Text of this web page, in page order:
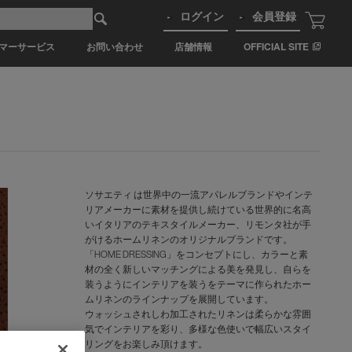
ーサービス お問い合わせ 店舗情報 OFFICIAL SITE
ログイン 会員登録
ソサエティ は世界中の一流アパレルブランドやインテ
リアメーカーに素材を提供し続けている世界的に名高
いイタリアのテキスタイルメーカー、リモンタ社が手
がけるホームリネンのオリジナルブランドです。
「HOME DRESSING」をコンセプトにし、カラーと素
材の全く新しいマッチングによる美を発見し、自らを
装うようにインテリアを装うをテーマに作られたホー
ムリネンのラインナップを展開しています。
ウォッシュされしわ加工されたリネンは柔らかな雰囲
気でインテリアを彩り、多様な色使いで幅広いスタイ
リングをお楽しみ頂けます。